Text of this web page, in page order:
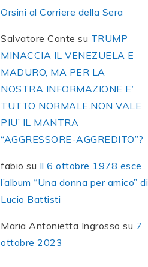
Orsini al Corriere della Sera
Salvatore Conte su TRUMP
MINACCIA IL VENEZUELA E
MADURO, MA PER LA
NOSTRA INFORMAZIONE E’
TUTTO NORMALE.NON VALE
PIU’ IL MANTRA
“AGGRESSORE-AGGREDITO”?
fabio su Il 6 ottobre 1978 esce
l’album “Una donna per amico” di
Lucio Battisti
Maria Antonietta Ingrosso su 7
ottobre 2023